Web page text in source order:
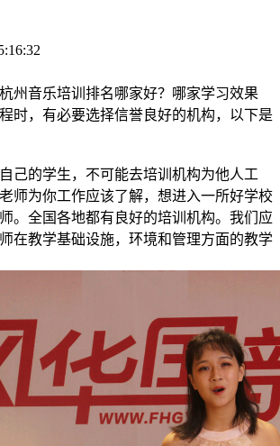
州音乐培训排名哪家好？哪家学习效果
时，有必要选择信誉良好的机构，以下是
己的学生，不可能去培训机构为他人工
师为你工作应该了解，想进入一所好学校
。全国各地都有良好的培训机构。我们应
在教学基础设施，环境和管理方面的教学